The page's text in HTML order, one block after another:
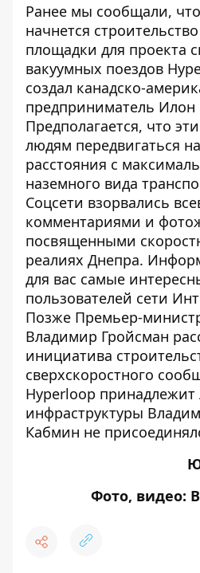
Ранее мы сообщали,
начнется
площадки для проекта
вакуумных поездов
создал канадско-
предприниматель Илон
Предполагается, что
людям передвигаться
расстояния с
наземного вида
Соцсети взорвались
комментариями и
посвященными
реалиях Днепра.
для вас самые
пользователей сети
Позже Премьер-
Владимир Гройсман
инициатива
сверхскоростного
Hyperloop
инфраструктуры
Кабмин не
Фото, видео: